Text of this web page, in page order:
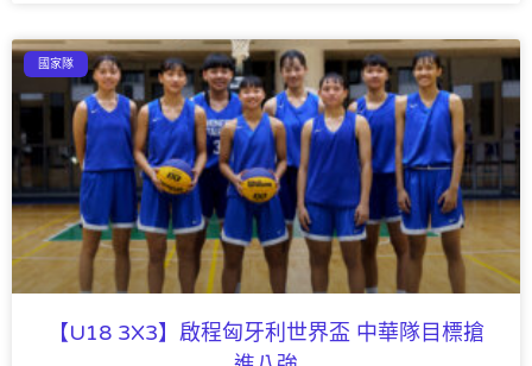
國家隊
【U18 3X3】啟程匈牙利世界盃 中華隊目標搶